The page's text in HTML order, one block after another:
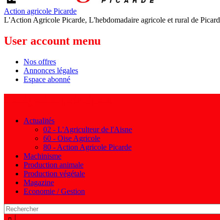
Action agricole Picarde
L'Action Agricole Picarde, L'hebdomadaire agricole et rural de
User account menu
Nos offres
Annonces légales
Espace abonné
Actualités
02 - L'Agriculteur de l'Aisne
60 - Oise Agricole
80 - Action Agricole Picarde
Machinisme
Production animale
Production végétale
Magazine
Economie / Gestion